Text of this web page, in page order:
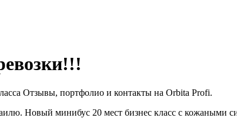
Отзывы, портфолио и контакты на Orbita Profi.
Новый минибус 20 мест бизнес класс с кожаными